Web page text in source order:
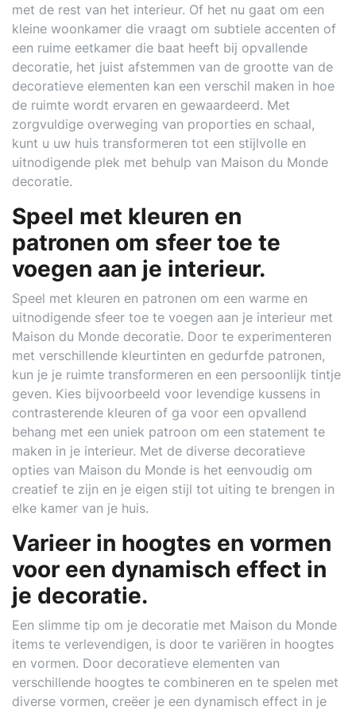
met de rest van het interieur. Of het nu gaat om een
kleine woonkamer die vraagt om subtiele accenten of
een ruime eetkamer die baat heeft bij opvallende
decoratie, het juist afstemmen van de grootte van de
decoratieve elementen kan een verschil maken in hoe
de ruimte wordt ervaren en gewaardeerd. Met
zorgvuldige overweging van proporties en schaal,
kunt u uw huis transformeren tot een stijlvolle en
uitnodigende plek met behulp van Maison du Monde
decoratie.
Speel met kleuren en
patronen om sfeer toe te
voegen aan je interieur.
Speel met kleuren en patronen om een warme en
uitnodigende sfeer toe te voegen aan je interieur met
Maison du Monde decoratie. Door te experimenteren
met verschillende kleurtinten en gedurfde patronen,
kun je je ruimte transformeren en een persoonlijk tintje
geven. Kies bijvoorbeeld voor levendige kussens in
contrasterende kleuren of ga voor een opvallend
behang met een uniek patroon om een statement te
maken in je interieur. Met de diverse decoratieve
opties van Maison du Monde is het eenvoudig om
creatief te zijn en je eigen stijl tot uiting te brengen in
elke kamer van je huis.
Varieer in hoogtes en vormen
voor een dynamisch effect in
je decoratie.
Een slimme tip om je decoratie met Maison du Monde
items te verlevendigen, is door te variëren in hoogtes
en vormen. Door decoratieve elementen van
verschillende hoogtes te combineren en te spelen met
diverse vormen, creëer je een dynamisch effect in je